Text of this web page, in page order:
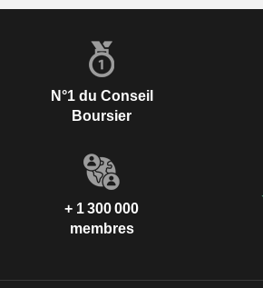
N°1 du Conseil
Boursier
+ 1 300 000
membres